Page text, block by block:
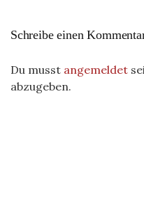
Schreibe einen
Du musst angemeldet
abzugeben.